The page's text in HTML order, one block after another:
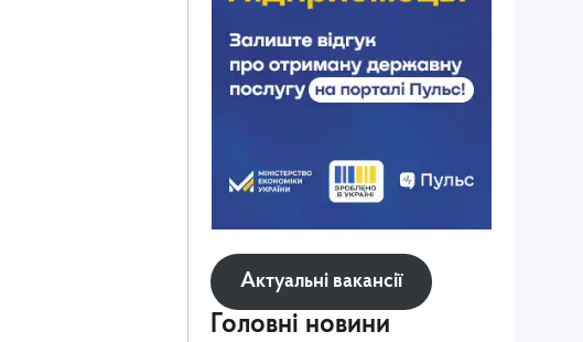
Актуальні вакансії
Головні новини